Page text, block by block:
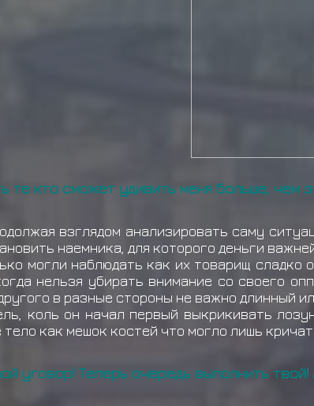
те кто сможет удивить меня больше, чем
взглядом анализировать саму
наемника, для которого деньги
могли наблюдать как их товарищ
нельзя убирать внимание со своего
в разные стороны не важно длинный
коль он начал первый выкрикивать
как мешок костей что могло лишь
уговор! Теперь очередь выполнить